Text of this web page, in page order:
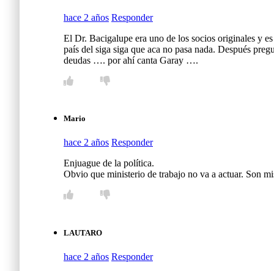
hace 2 años Responder
El Dr. Bacigalupe era uno de los socios originales y
país del siga siga que aca no pasa nada. Después
deudas …. por ahí canta Garay ….
Mario
hace 2 años Responder
Enjuague de la política.
Obvio que ministerio de trabajo no va a actuar. Son
LAUTARO
hace 2 años Responder